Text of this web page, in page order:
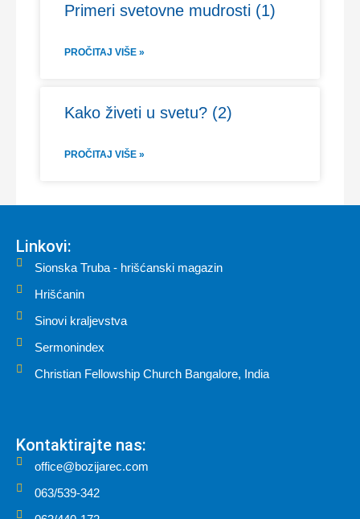
Primeri svetovne mudrosti (1)
PROČITAJ VIŠE »
Kako živeti u svetu? (2)
PROČITAJ VIŠE »
Linkovi:
Sionska Truba - hrišćanski magazin
Hrišćanin
Sinovi kraljevstva
Sermonindex
Christian Fellowship Church Bangalore, India
Kontaktirajte nas:
office@bozijarec.com
063/539-342